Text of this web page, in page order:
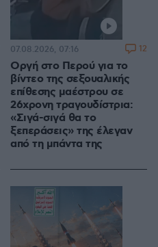
Οργή στο Περού για το
βίντεο της σεξουαλικής
επίθεσης μαέστρου σε
26χρονη τραγουδίστρια:
«Σιγά-σιγά θα το
ξεπεράσεις» της έλεγαν
από τη μπάντα της
07.08.2026, 07:16 12